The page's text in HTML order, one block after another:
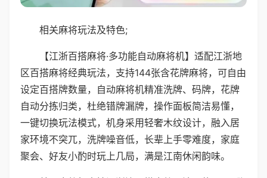
相关麻将玩法及特色;
【江浙百搭麻将·多功能自动麻将机】适配江浙地
区百搭麻将经典玩法，支持144张含花牌麻将，可自由
设定百搭牌数量，自动麻将机精准洗牌、码牌，花牌
自动分拣归类，杜绝错牌漏牌，操作面板简洁易懂，
一键切换玩法模式，机身采用轻奢木纹设计，融入居
家环境不突兀，洗牌噪音低，长辈上手零难度，家庭
聚会、好友小酌时玩上几局，满是江南休闲韵味。